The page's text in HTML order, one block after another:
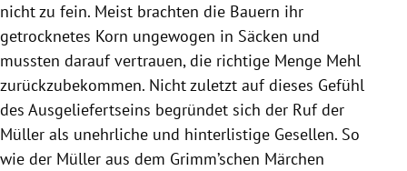
nicht zu fein. Meist brachten die Bauern ihr
getrocknetes Korn ungewogen in Säcken und
mussten darauf vertrauen, die richtige Menge Mehl
zurückzubekommen. Nicht zuletzt auf dieses Gefühl
des Ausgeliefertseins begründet sich der Ruf der
Müller als unehrliche und hinterlistige Gesellen. So
wie der Müller aus dem Grimm’schen Märchen